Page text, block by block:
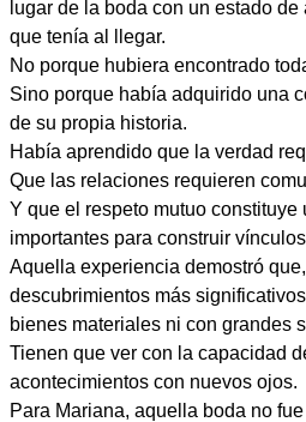
lugar de la boda con un estado de
que tenía al llegar.
No porque hubiera encontrado
Sino porque había adquirido una
de su propia historia.
Había aprendido que la verdad
Que las relaciones requieren
Y que el respeto mutuo constituye
importantes para construir
Aquella experiencia demostró
descubrimientos más
bienes materiales ni con grandes
Tienen que ver con la capacidad
acontecimientos con nuevos ojos.
Para Mariana, aquella boda no